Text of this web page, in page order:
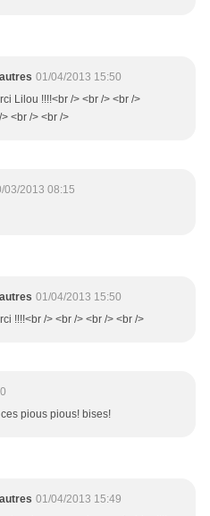
01/04/2013 15:50
Lilou !!!!<br /> <br /> <br />
<br /> <br />
03/2013 08:15
01/04/2013 15:50
!!!!<br /> <br /> <br /> <br />
pious pious! bises!
01/04/2013 15:49